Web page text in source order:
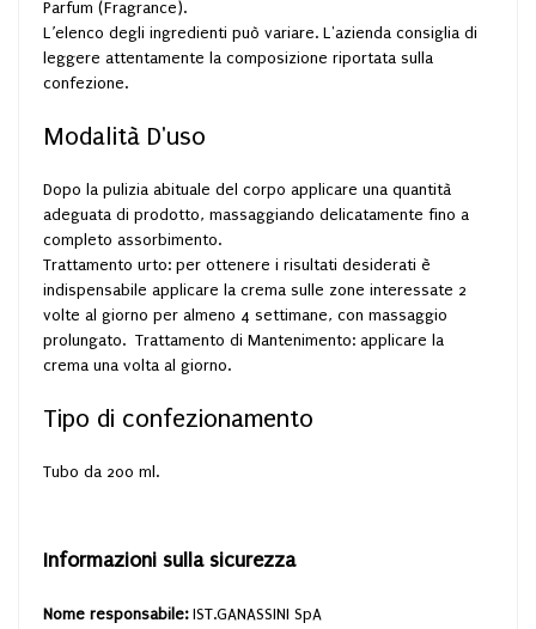
Parfum (Fragrance).
L’elenco degli ingredienti può variare. L'azienda consiglia di
leggere attentamente la composizione riportata sulla
confezione.
Modalità D'uso
Dopo la pulizia abituale del corpo applicare una quantità
adeguata di prodotto, massaggiando delicatamente fino a
completo assorbimento.
Trattamento urto: per ottenere i risultati desiderati è
indispensabile applicare la crema sulle zone interessate 2
volte al giorno per almeno 4 settimane, con massaggio
prolungato. Trattamento di Mantenimento: applicare la
crema una volta al giorno.
Tipo di confezionamento
Tubo da 200 ml.
Informazioni sulla sicurezza
Nome responsabile: IST.GANASSINI SpA